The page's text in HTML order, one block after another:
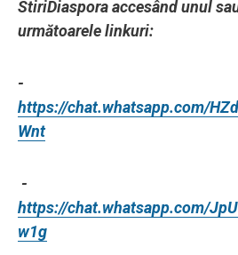
StiriDiaspora accesând unul
următoarele linkuri:
-
https://chat.whatsapp.com/
Wnt
-
https://chat.whatsapp.com/
w1g